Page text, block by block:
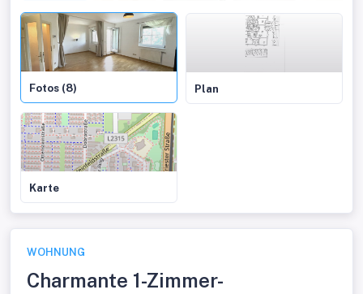
Fotos (8) Plan
Karte
WOHNUNG
Charmante 1-Zimmer-